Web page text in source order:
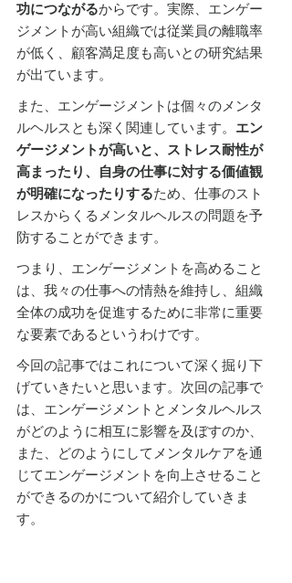
功につながるからです。実際、エンゲー
ジメントが高い組織では従業員の離職率
が低く、顧客満足度も高いとの研究結果
が出ています。
また、エンゲージメントは個々のメンタ
ルヘルスとも深く関連しています。 エン
ゲージメントが高いと、ストレス耐性が
高まったり、自身の仕事に対する価値観
が明確になったりするため、仕事のスト
レスからくるメンタルヘルスの問題を予
防することができます。
つまり、エンゲージメントを高めること
は、我々の仕事への情熱を維持し、組織
全体の成功を促進するために非常に重要
な要素であるというわけです。
今回の記事ではこれについて深く掘り下
げていきたいと思います。次回の記事で
は、エンゲージメントとメンタルヘルス
がどのように相互に影響を及ぼすのか、
また、どのようにしてメンタルケアを通
じてエンゲージメントを向上させること
ができるのかについて紹介していきま
す。